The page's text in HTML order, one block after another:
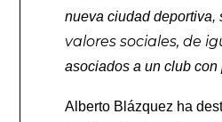
nueva ciudad deportiva,
valores sociales, de
asociados a un club
Alberto Blázquez ha